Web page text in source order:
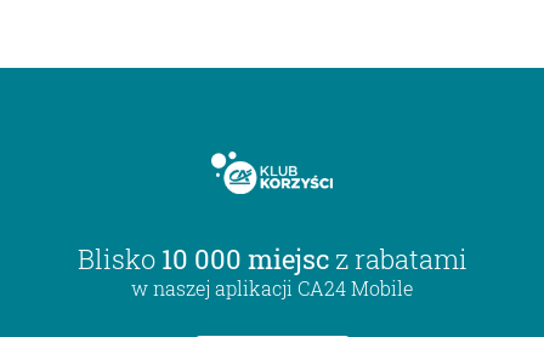
Blisko 10 000 miejsc z rabatami
w naszej aplikacji CA24 Mobile